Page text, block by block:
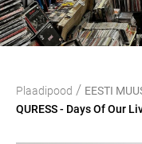
Plaadipood / EESTI
QURESS - Days Of Our